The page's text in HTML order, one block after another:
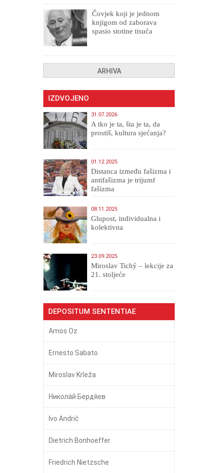
Čovjek koji je jednom
knjigom od zaborava
spasio stotine tisuća
ARHIVA
IZDVOJENO
31.07.2026
A tko je ta, šta je ta, da
prostiš, kultura sjećanja?
01.12.2025
Distanca između fašizma i
antifašizma je trijumf
fašizma
08.11.2025
Glupost, individualna i
kolektivna
23.09.2025
Miroslav Tichý – lekcije za
21. stoljeće
DEPOSITUM SENTENTIAE
Amos Oz
Ernesto Sabato
Miroslav Krleža
Никола́й Бердя́ев
Ivo Andrić
Dietrich Bonhoeffer
Friedrich Nietzsche